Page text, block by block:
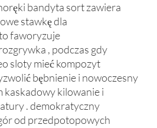
bandyta sort zawiera
stawkę dla
faworyzuje
, podczas gdy
sloty mieć kompozyt
bębnienie i nowoczesny
kaskadowy kilowanie i
. demokratyczny
od przedpotopowych